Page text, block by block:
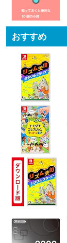
おすすめ